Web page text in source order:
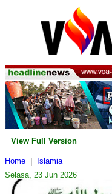
View Full Version
Home
Islamia
Selasa, 23 Jun 2026